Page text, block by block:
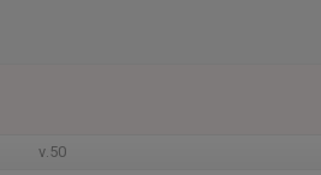
v.50